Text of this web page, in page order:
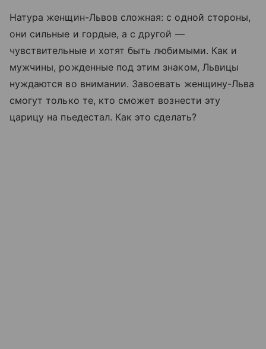
Натура женщин-Львов сложная: с одной стороны,
они сильные и гордые, а с другой —
чувствительные и хотят быть любимыми. Как и
мужчины, рожденные под этим знаком, Львицы
нуждаются во внимании. Завоевать женщину-Льва
смогут только те, кто сможет вознести эту
царицу на пьедестал. Как это сделать?